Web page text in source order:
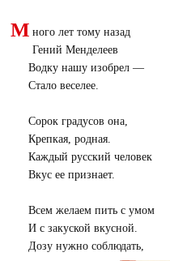
М ного лет тому назад
Гений Менделеев
Водку нашу изобрел —
Стало веселее.
Сорок градусов она,
Крепкая, родная.
Каждый русский человек
Вкус ее признает.
Всем желаем пить с умом
И с закуской вкусной.
Дозу нужно соблюдать,